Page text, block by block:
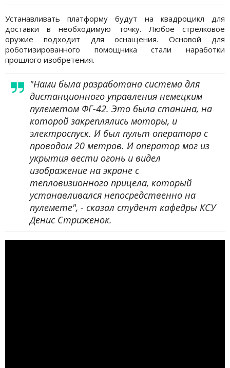
Устанавливать платформу будут на квадроцикл для
доставки в необходимую точку. Любое стрелковое
оружие подходит для оснащения. Основой для
роботизированного помощника стали наработки
прошлого изобретения.
"Нами была разработана система для
дистанционного управления немецким
пулеметом ФГ-42. Это была станина, на
которой закреплялись моторы, и
электроспуск. И был пульт оператора с
проводом 20 метров. И оператор мог из
укрытия вести огонь и видел
изображение на экране с
тепловизионного прицела, который
устанавливался непосредственно на
пулемете", - сказал студент кафедры КСУ
Денис Стриженок.